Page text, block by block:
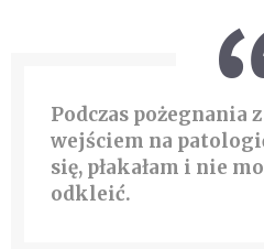
Podczas pożegnania
wejściem na
się, płakałam i nie
odkleić.